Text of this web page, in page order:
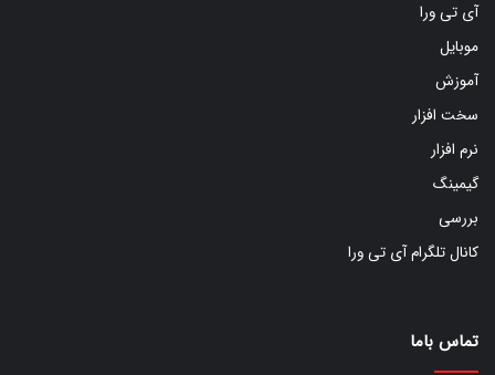
آی تی ورا
موبایل
آموزش
سخت افزار
نرم افزار
گیمینگ
بررسی
کانال تلگرام آی تی ورا
تماس باما